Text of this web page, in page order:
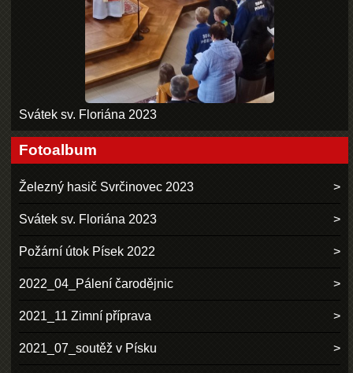
Svátek sv. Floriána 2023
Fotoalbum
Železný hasič Svrčinovec 2023
Svátek sv. Floriána 2023
Požární útok Písek 2022
2022_04_Pálení čarodějnic
2021_11 Zimní příprava
2021_07_soutěž v Písku